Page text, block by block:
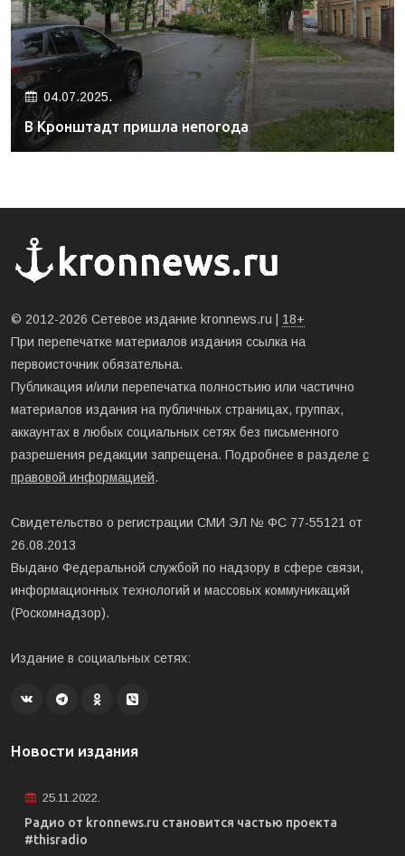
04.07.2025.
В Кронштадт пришла непогода
© 2012-2026 Сетевое издание kronnews.ru | 18+
При перепечатке материалов издания ссылка на
первоисточник обязательна.
Публикация и/или перепечатка полностьию или частично
материалов издания на публичных страницах, группах,
аккаунтах в любых социальных сетях без письменного
разрешения редакции запрещена. Подробнее в разделе с
правовой информацией.
Свидетельство о регистрации СМИ ЭЛ № ФС 77-55121 от
26.08.2013
Выдано Федеральной службой по надзору в сфере связи,
информационных технологий и массовых коммуникаций
(Роскомнадзор).
Издание в социальных сетях:
Новости издания
25.11.2022.
Радио от kronnews.ru становится частью проекта
#thisradio